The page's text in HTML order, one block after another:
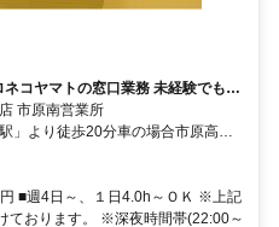
ネコヤマトの窓口業務 未経験でも安
集】
市原南営業所
」より徒歩20分車の場合市原高校
■週4日～、１日4.0h～ＯＫ ※上記
ております。 ※深夜時間帯(22:00～